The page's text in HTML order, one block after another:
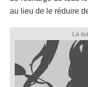
au lieu de le réduire